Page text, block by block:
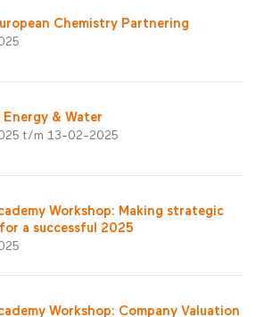
Chemistry Partnering
& Water
t/m 13-02-2025
Workshop: Making strategic
a successful 2025
Workshop: Company Valuation